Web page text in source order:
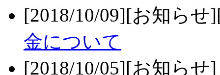
[2018/10/09][お知らせ
金について
[2018/10/05][お知らせ]